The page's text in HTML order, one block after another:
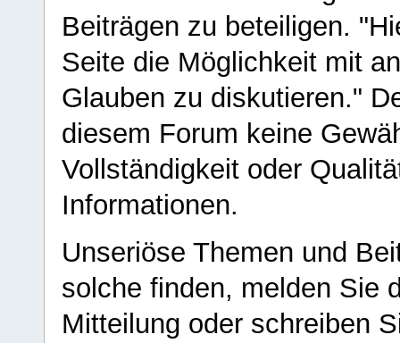
Beiträgen zu beteiligen.
Seite die Möglichkeit mit
Glauben zu diskutieren."
diesem Forum keine
Vollständigkeit oder
Informationen.
Unseriöse Themen und
solche finden, melden Sie
Mitteilung oder schreiben